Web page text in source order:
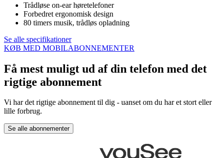
Trådløse on-ear høretelefoner
Forbedret ergonomisk design
80 timers musik, trådløs opladning
Se alle specifikationer
KØB MED MOBILABONNEMENTER
Få mest muligt ud af din telefon med det
rigtige abonnement
Vi har det rigtige abonnement til dig - uanset om du har et stort eller
lille forbrug.
Se alle abonnementer